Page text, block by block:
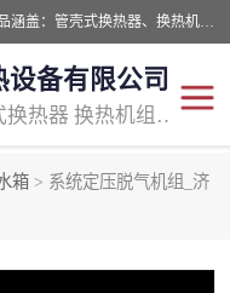
公司主营换热器.换热设备、供水设备，核心产品涵盖：管壳式换热器、换热机组、不锈钢组合式水箱、水处理设备等，提供非标设备集生产、销售、安装一体化服务，可满足全国酒店、学校、医院、商业综合体、工业项目等多场景换热与供水需求。
备有限公司
主营产品：换热器 板式换热器 换热机组 供水设备 水处理设备
箱 > 系统定压脱气机组_济
式换热设备